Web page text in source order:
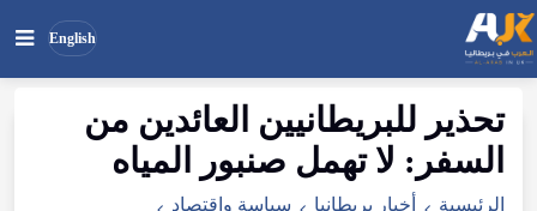
English
ابحث
في
الموقع
بحث
تحذير للبريطانيين العائدين من
السفر: لا تهمل صنبور المياه
الرئيسية أخبار بريطانيا سياسة واقتصاد